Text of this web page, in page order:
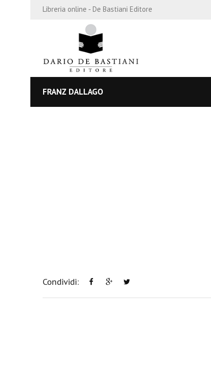
Libreria online - De Bastiani Editore
FRANZ DALLAGO
Condividi: